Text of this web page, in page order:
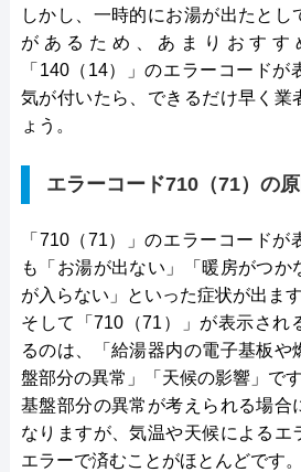
しかし、一時的にお湯が出たとし
があるため、あまりおすす
「140（14）」のエラーコードが
気が付いたら、できるだけ早く業
ょう。
エラーコード710（71）の
「710（71）」のエラーコードが
も「お湯が出ない」「暖房がつか
が入らない」といった症状が出ます
そして「710（71）」が表示され
るのは、「給湯器内の電子基板や
盤部分の異常」「天候の影響」です
基盤部分の異常が考えられる場合
なりますが、気温や天候によるエ
エラーで済むことがほとんどです。